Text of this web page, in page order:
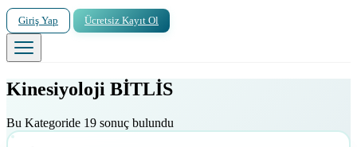
Giriş Yap Ücretsiz Kayıt Ol
Kinesiyoloji BİTLİS
Bu Kategoride 19 sonuç bulundu